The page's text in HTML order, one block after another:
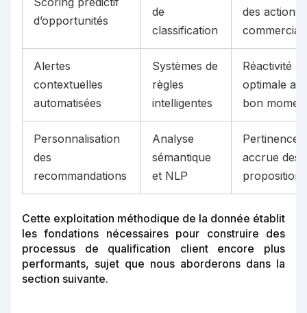
d’opportunités
de
classification
des actions
Alertes
contextuelles
automatisées
Systèmes de
règles
intelligentes
Réactivité
optimale au
bon
Personnalisation
des
recommandations
Analyse
sémantique
et NLP
Pertinence
accrue des
propositions
Cette exploitation méthodique de la donnée établit
les fondations nécessaires pour construire des
processus de qualification client encore plus
performants, sujet que nous aborderons dans la
section suivante.